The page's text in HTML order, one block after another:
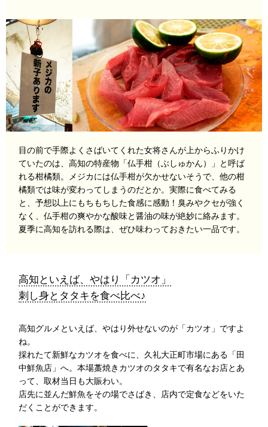
目の前で手際よくさばいてくれた女将さんが上からふりかけ
ていたのは、高知の特産物「仏手柑（ぶしゅかん）」と呼ば
れる柑橘類。メジカには仏手柑が欠かせないそうで、他の柑
橘類では味が変わってしまうのだとか。実際に食べてみる
と、予想以上にもちもちした食感に感動！臭みやクセが強く
なく、仏手柑の爽やかな酸味と醤油の味が絶妙に絡みます。
夏季に高知を訪れる際は、ぜひ味わっておきたい一品です。
高知といえば、やはり「カツオ」
刺し身とタタキを食べ比べ♪
高知グルメといえば、やはり外せないのが「カツオ」ですよ
ね。
採れたて新鮮なカツオを食べに、久礼大正町市場にある「田
中鮮魚店」へ。本場藁焼きカツオのタタキで有名なお店とあ
って、取材当日も大賑わい。
店先に並んだ鮮魚をその場でさばき、店内で定食などをいた
だくことができます。